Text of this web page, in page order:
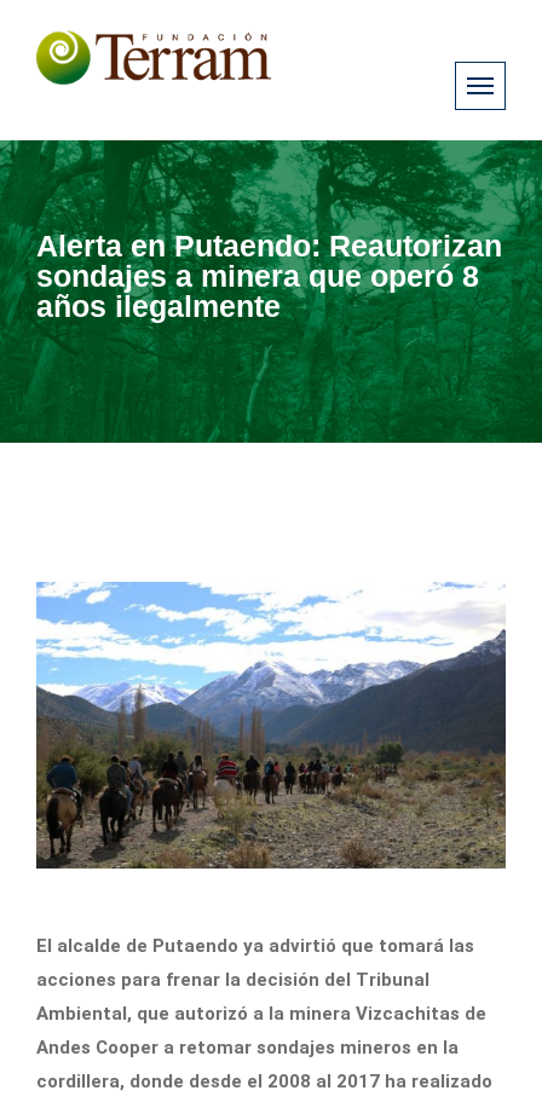
Alerta en Putaendo: Reautorizan
sondajes a minera que operó 8
años ilegalmente
El alcalde de Putaendo ya advirtió que tomará las
acciones para frenar la decisión del Tribunal
Ambiental, que autorizó a la minera Vizcachitas de
Andes Cooper a retomar sondajes mineros en la
cordillera, donde desde el 2008 al 2017 ha realizado